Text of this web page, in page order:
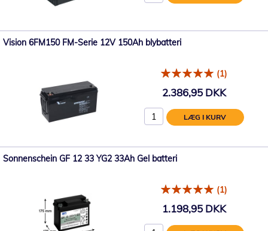
Vision 6FM150 FM-Serie 12V 150Ah blybatteri
(1)
2.386,95 DKK
LÆG I KURV
Sonnenschein GF 12 33 YG2 33Ah Gel batteri
(1)
1.198,95 DKK